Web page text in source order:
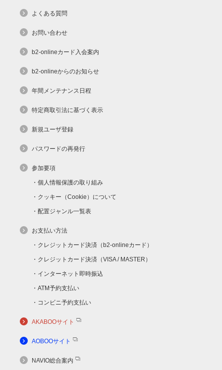
よくある質問
お問い合わせ
b2-onlineカード入会案内
b2-onlineからのお知らせ
年間メンテナンス日程
特定商取引法に基づく表示
新規ユーザ登録
パスワードの再発行
参加要項
個人情報保護の取り組み
クッキー（Cookie）について
配置ジャンル一覧表
お支払い方法
クレジットカード決済（b2-onlineカード）
クレジットカード決済（VISA / MASTER）
インターネット即時振込
ATM予約支払い
コンビニ予約支払い
AKABOOサイト
AOBOOサイト
NAVIO総合案内